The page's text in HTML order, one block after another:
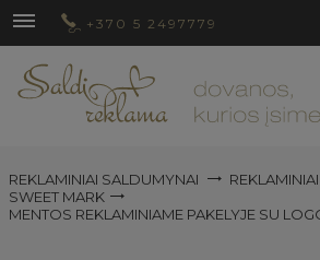
+370 5 2497779
REKLAMINIAI SALDUMYNAI
SWEET MARK
MENTOS REKLAMINIAME PAKELYJE SU